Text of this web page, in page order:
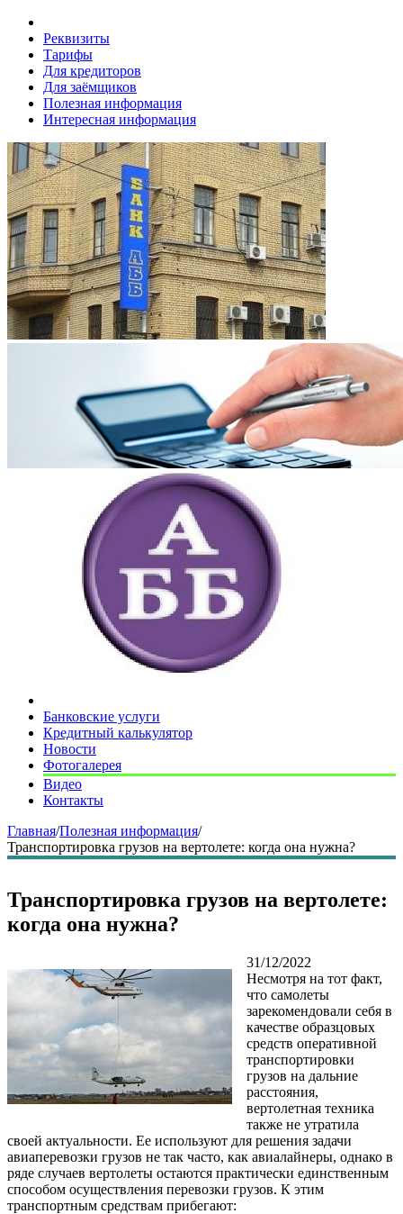
Реквизиты
Тарифы
Для кредиторов
Для заёмщиков
Полезная информация
Интересная информация
Банковские услуги
Кредитный калькулятор
Новости
Фотогалерея
Видео
Контакты
Главная/Полезная информация/
Транспортировка грузов на вертолете: когда она нужна?
Транспортировка грузов на вертолете:
когда она нужна?
31/12/2022
Несмотря на тот факт,
что самолеты
зарекомендовали себя в
качестве образцовых
средств оперативной
транспортировки
грузов на дальние
расстояния,
вертолетная техника
также не утратила
своей актуальности. Ее используют для решения задачи
авиаперевозки грузов не так часто, как авиалайнеры, однако в
ряде случаев вертолеты остаются практически единственным
способом осуществления перевозки грузов. К этим
транспортным средствам прибегают: